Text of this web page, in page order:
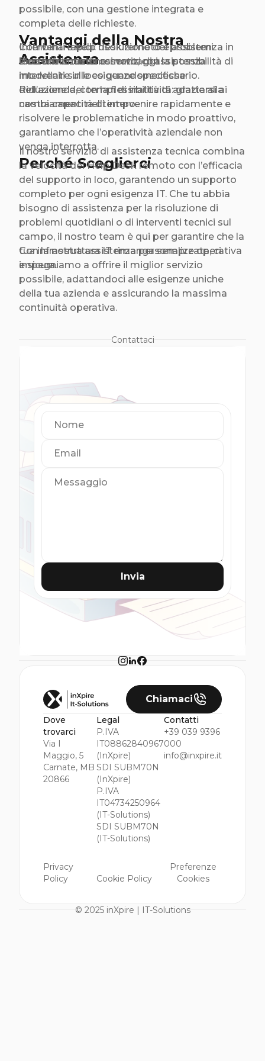
possibile, con una gestione integrata e
completa delle richieste.
Vantaggi della Nostra
Assistenza
Combinare help desk remoto e assistenza in
loco offre numerosi vantaggi:
Interventi rapidi: risoluzione dei problemi
direttamente da remoto, con la possibilità di
intervenire in loco quando necessario.
Personalizzazione: servizi di assistenza
modellati sulle esigenze specifiche
dell’azienda, con la flessibilità di adattarsi ai
cambiamenti nel tempo.
Riduzione dei tempi di inattività: grazie alla
nostra capacità di intervenire rapidamente e
risolvere le problematiche in modo proattivo,
garantiamo che l’operatività aziendale non
venga interrotta.
Perché Sceglierci
Il nostro servizio di assistenza tecnica combina
la velocità del Help Desk remoto con l’efficacia
del supporto in loco, garantendo un supporto
completo per ogni esigenza IT. Che tu abbia
bisogno di assistenza per la risoluzione di
problemi quotidiani o di interventi tecnici sul
campo, il nostro team è qui per garantire che la
tua infrastruttura IT rimanga sempre operativa
e sicura.
Con la nostra assistenza personalizzata, ci
impegniamo a offrire il miglior servizio
possibile, adattandoci alle esigenze uniche
della tua azienda e assicurando la massima
continuità operativa.
Contattaci
Invia
Chiamaci
Dove
trovarci
Via I
Maggio, 5
Carnate, MB
20866
Privacy
Policy
Legal
P.IVA
IT08862840967
(InXpire)
SDI SUBM70N
(InXpire)
P.IVA
IT04734250964
(IT-Solutions)
SDI SUBM70N
(IT-Solutions)
Cookie Policy
Contatti
+39 039 9396
000
info@inxpire.it
Preferenze
Cookies
© 2025 inXpire | IT-Solutions